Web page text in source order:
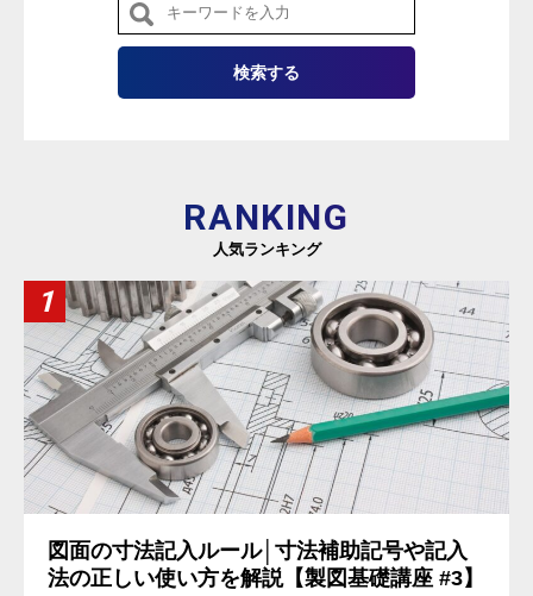
RANKING
人気ランキング
図面の寸法記入ルール│寸法補助記号や記入
法の正しい使い方を解説【製図基礎講座 #3】